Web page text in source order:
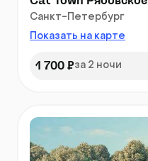
Санкт-Петербург
Показать на карте
1 700 ₽за 2 ночи